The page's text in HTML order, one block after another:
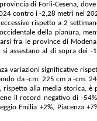
di Forli-Cesena,
contro i -2,28 metri nel
rispetto a 2
della pianura,
fra le province di
assestano al di sopra dei
variazioni significative
da -cm. 225 cm a -cm.
alla media storica, è
il record negativo di -
Emilia +2%, Piacenza